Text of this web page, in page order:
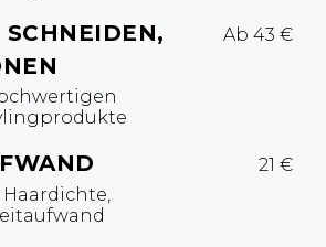
Ab 43 €
21 €